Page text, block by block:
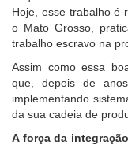
Hoje, esse trabalho é
o Mato Grosso,
trabalho escravo na
Assim como essa
que, depois de
implementando
da sua cadeia de
A força da integração